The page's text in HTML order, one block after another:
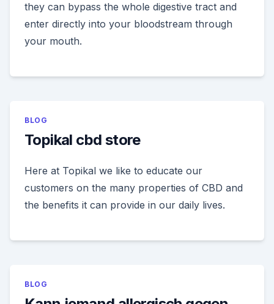
they can bypass the whole digestive tract and
enter directly into your bloodstream through
your mouth.
BLOG
Topikal cbd store
Here at Topikal we like to educate our
customers on the many properties of CBD and
the benefits it can provide in our daily lives.
BLOG